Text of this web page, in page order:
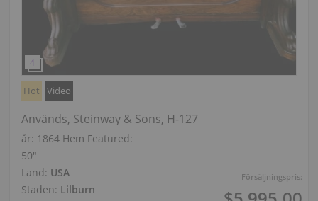
Försäljningspris:
Hot Video
Används, Steinway & Sons, H-127
år: 1864 Hem Featured:
50″
Land: USA
Staden: Lilburn